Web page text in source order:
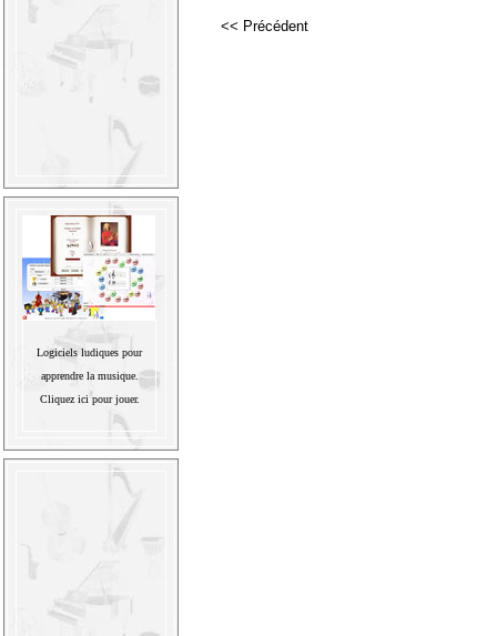
Logiciels ludiques pour
apprendre la musique.
Cliquez ici pour jouer.
<< Précédent